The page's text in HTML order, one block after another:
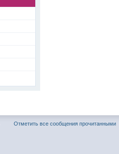
Отметить все сообщения прочитанными